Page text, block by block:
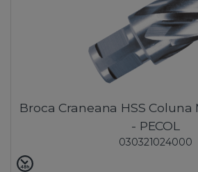
Broca Craneana HSS
- PECOL
030321024000